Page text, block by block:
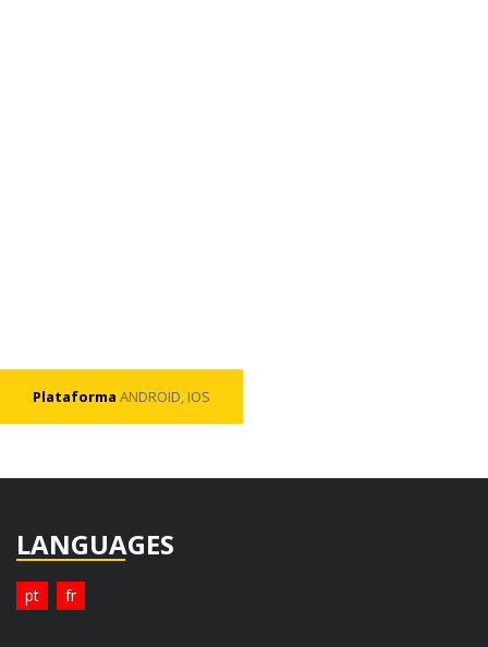
Plataforma ANDROID, IOS
LANGUAGES
pt fr